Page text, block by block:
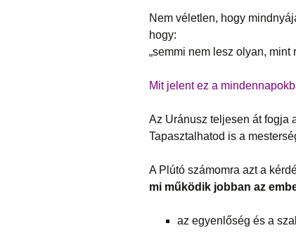
Nem véletlen, hogy
hogy:
„semmi nem lesz olyan, mint
Mit jelent ez a
Az Uránusz teljesen át fogja
Tapasztalhatod is a
A Plútó számomra azt a
mi működik jobban az
az egyenlőség és a